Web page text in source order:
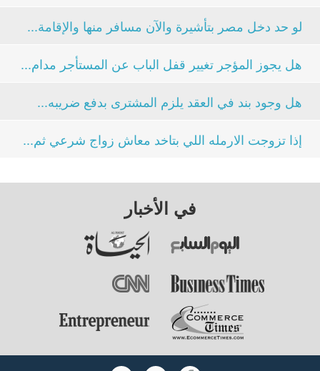
لو حد دخل مصر بتأشيرة والآن مسافر منها والإقامة...
هل يجوز المؤجر تغيير قفل الباب عن المستأجر مدام...
هل وجود بند في العقد يلزم المشترى بدفع ضريبه...
إذا تزوجت الارمله اللي بتاخد معاش زواج شرعي ثم...
في الأخبار